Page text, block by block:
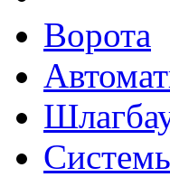
Ворота